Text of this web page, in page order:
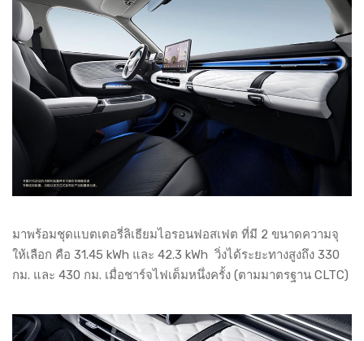
มาพร้อมชุดแบตเตอรี่ลิเธียมไอรอนฟอสเฟต ที่มี 2 ขนาดความจุ
ให้เลือก คือ 31.45 kWh และ 42.3 kWh วิ่งได้ระยะทางสูงถึง 330
กม. และ 430 กม. เมื่อชาร์จไฟเต็มหนึ่งครั้ง (ตามมาตรฐาน CLTC)